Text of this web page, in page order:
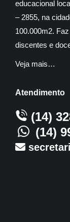
educacional
– 2855, na
100.000m2.
discentes e
Veja mais…
Atendimento
(14)
(14)